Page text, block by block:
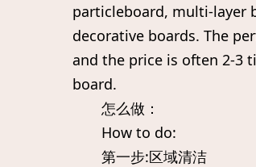
particleboard, multi-layer
decorative boards. The
and the price is often 2-3
board.
怎么做：
How to do:
第一步:区域清洁